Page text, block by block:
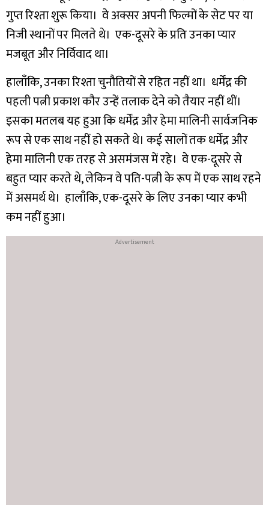
गुप्त रिश्ता शुरू किया। वे अक्सर अपनी फिल्मों के सेट पर या
निजी स्थानों पर मिलते थे। एक-दूसरे के प्रति उनका प्यार
मजबूत और निर्विवाद था।
हालाँकि, उनका रिश्ता चुनौतियों से रहित नहीं था। धर्मेंद्र की
पहली पत्नी प्रकाश कौर उन्हें तलाक देने को तैयार नहीं थीं।
इसका मतलब यह हुआ कि धर्मेंद्र और हेमा मालिनी सार्वजनिक
रूप से एक साथ नहीं हो सकते थे। कई सालों तक धर्मेंद्र और
हेमा मालिनी एक तरह से असमंजस में रहे। वे एक-दूसरे से
बहुत प्यार करते थे, लेकिन वे पति-पत्नी के रूप में एक साथ रहने
में असमर्थ थे। हालाँकि, एक-दूसरे के लिए उनका प्यार कभी
कम नहीं हुआ।